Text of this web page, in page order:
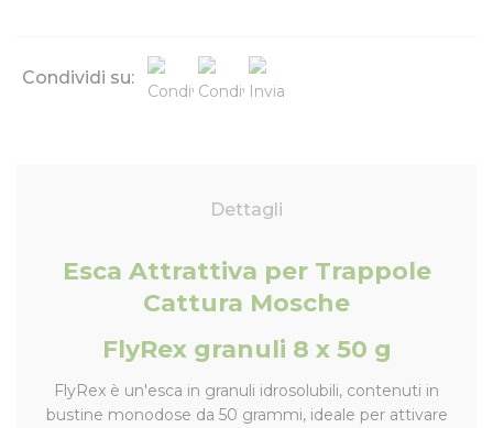
Condividi su:
Dettagli
Esca Attrattiva per Trappole
Cattura Mosche
FlyRex granuli 8 x 50 g
FlyRex è un'esca in granuli idrosolubili, contenuti in
bustine monodose da 50 grammi, ideale per attivare